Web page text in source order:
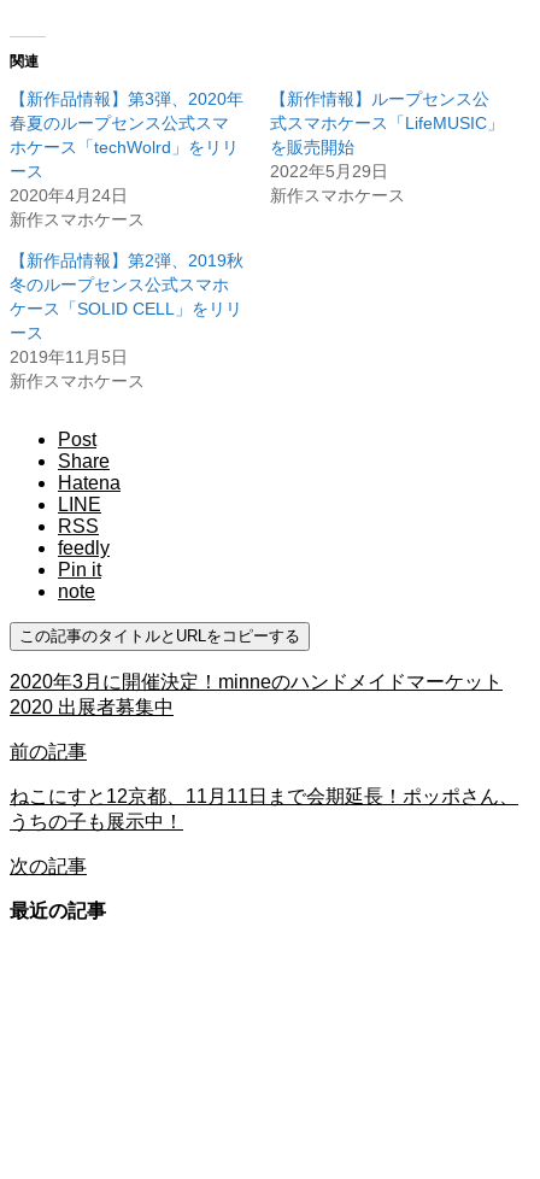
関連
【新作品情報】第3弾、2020年
春夏のループセンス公式スマ
ホケース「techWolrd」をリリ
ース
2020年4月24日
新作スマホケース
【新作情報】ループセンス公
式スマホケース「LifeMUSIC」
を販売開始
2022年5月29日
新作スマホケース
【新作品情報】第2弾、2019秋
冬のループセンス公式スマホ
ケース「SOLID CELL」をリリ
ース
2019年11月5日
新作スマホケース
Post
Share
Hatena
LINE
RSS
feedly
Pin it
note
この記事のタイトルとURLをコピーする
2020年3月に開催決定！minneのハンドメイドマーケット
2020 出展者募集中
前の記事
ねこにすと12京都、11月11日まで会期延長！ポッポさん、
うちの子も展示中！
次の記事
最近の記事